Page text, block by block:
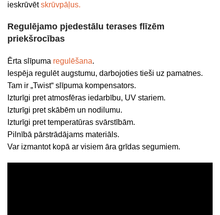
ieskrūvētskrūvpāļus.
Regulējamo pjedestālu terases flīzēm
priekšrocības
Ērta slīpuma regulēšana.
Iespēja regulēt augstumu, darbojoties tieši uz pamatnes.
Tam ir „Twist“ slīpuma kompensators.
Izturīgi pret atmosfēras iedarbību, UV stariem.
Izturīgi pret skābēm un nodilumu.
Izturīgi pret temperatūras svārstībām.
Pilnībā pārstrādājams materiāls.
Var izmantot kopā ar visiem āra grīdas segumiem.